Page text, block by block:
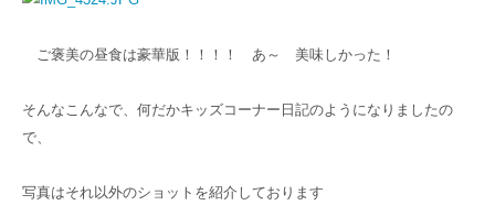
ご褒美の昼食は豪華版！！！！ あ～ 美味しかった！
そんなこんなで、何だかキッズコーナー日記のようになりましたの
で、
写真はそれ以外のショットを紹介しております